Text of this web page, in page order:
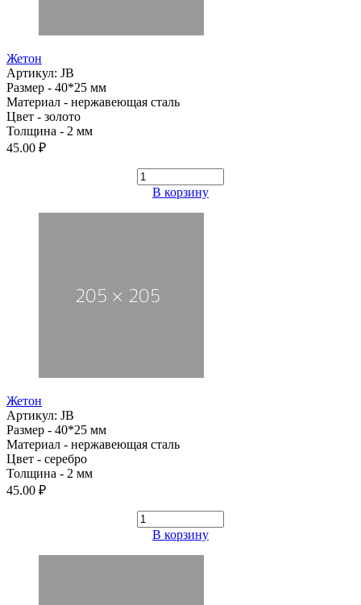
Жетон
Артикул: JB
Размер - 40*25 мм
Материал - нержавеющая сталь
Цвет - золото
Толщина - 2 мм
45.00 ₽
В корзину
Жетон
Артикул: JB
Размер - 40*25 мм
Материал - нержавеющая сталь
Цвет - серебро
Толщина - 2 мм
45.00 ₽
В корзину